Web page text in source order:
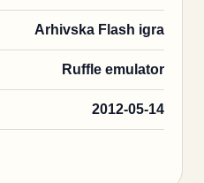
Arhivska Flash igra
Ruffle emulator
2012-05-14